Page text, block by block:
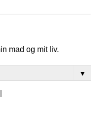
mad og mit liv.
▼